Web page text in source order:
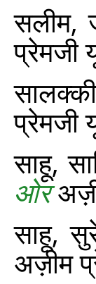
सलीम,
प्रेमजी
प्रेमजी
साहू,
ओर
साहू,
अज़ीम